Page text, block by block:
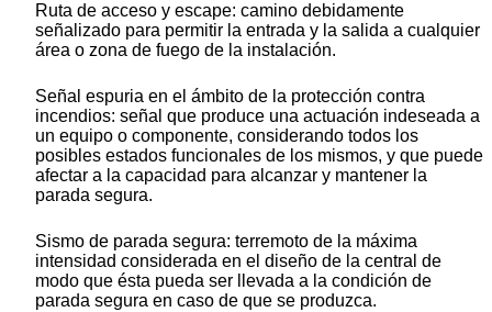
Ruta de acceso y escape: camino debidamente
señalizado para permitir la entrada y la salida a cualquier
área o zona de fuego de la instalación.
Señal espuria en el ámbito de la protección contra
incendios: señal que produce una actuación indeseada a
un equipo o componente, considerando todos los
posibles estados funcionales de los mismos, y que puede
afectar a la capacidad para alcanzar y mantener la
parada segura.
Sismo de parada segura: terremoto de la máxima
intensidad considerada en el diseño de la central de
modo que ésta pueda ser llevada a la condición de
parada segura en caso de que se produzca.